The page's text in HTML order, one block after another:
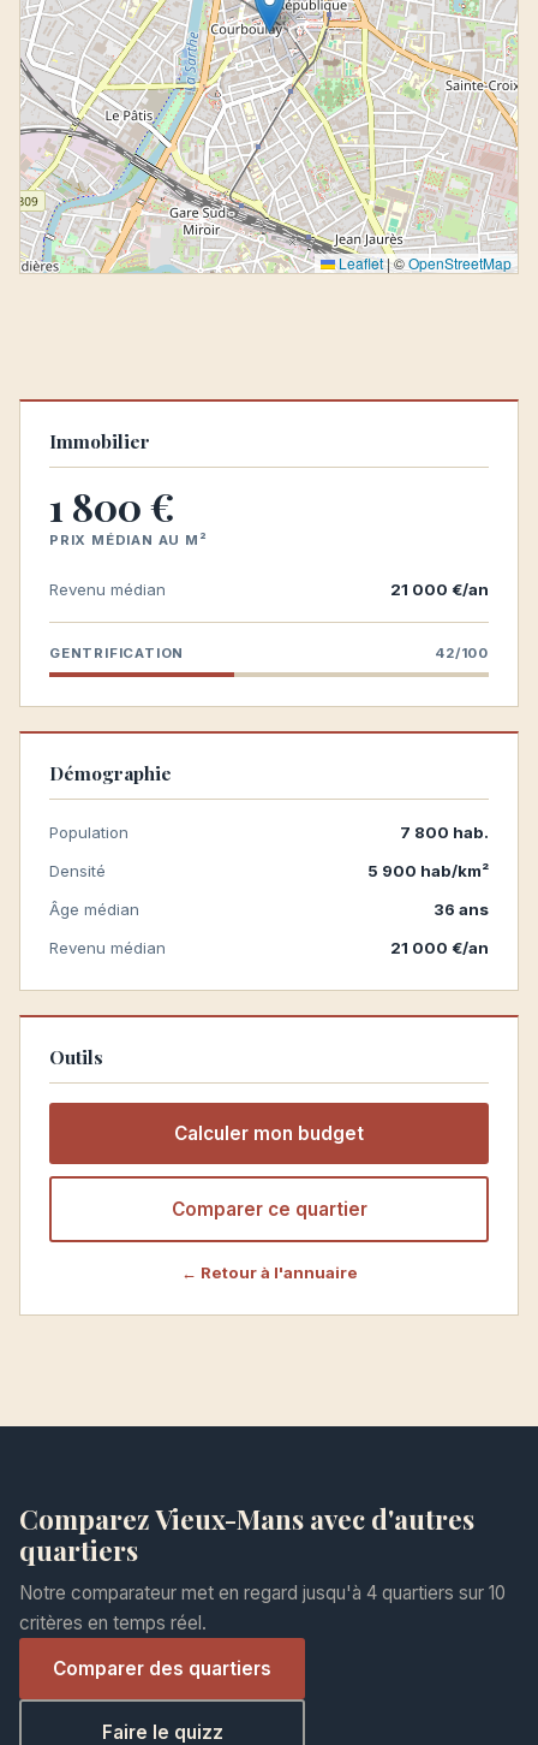
Leaflet|©OpenStreetMap
Immobilier
1 800 €
PRIX MÉDIAN AU M²
Revenu médian 21 000 €/an
GENTRIFICATION 42/100
Démographie
Population
7 800 hab.
Densité
5 900 hab/km²
Âge médian
36 ans
Revenu médian
21 000 €/an
Outils
Calculer mon budget
Comparer ce quartier
← Retour à l'annuaire
Comparez Vieux-Mans avec d'autres
quartiers
Notre comparateur met en regard jusqu'à 4 quartiers sur 10
critères en temps réel.
Comparer des quartiers
Faire le quizz